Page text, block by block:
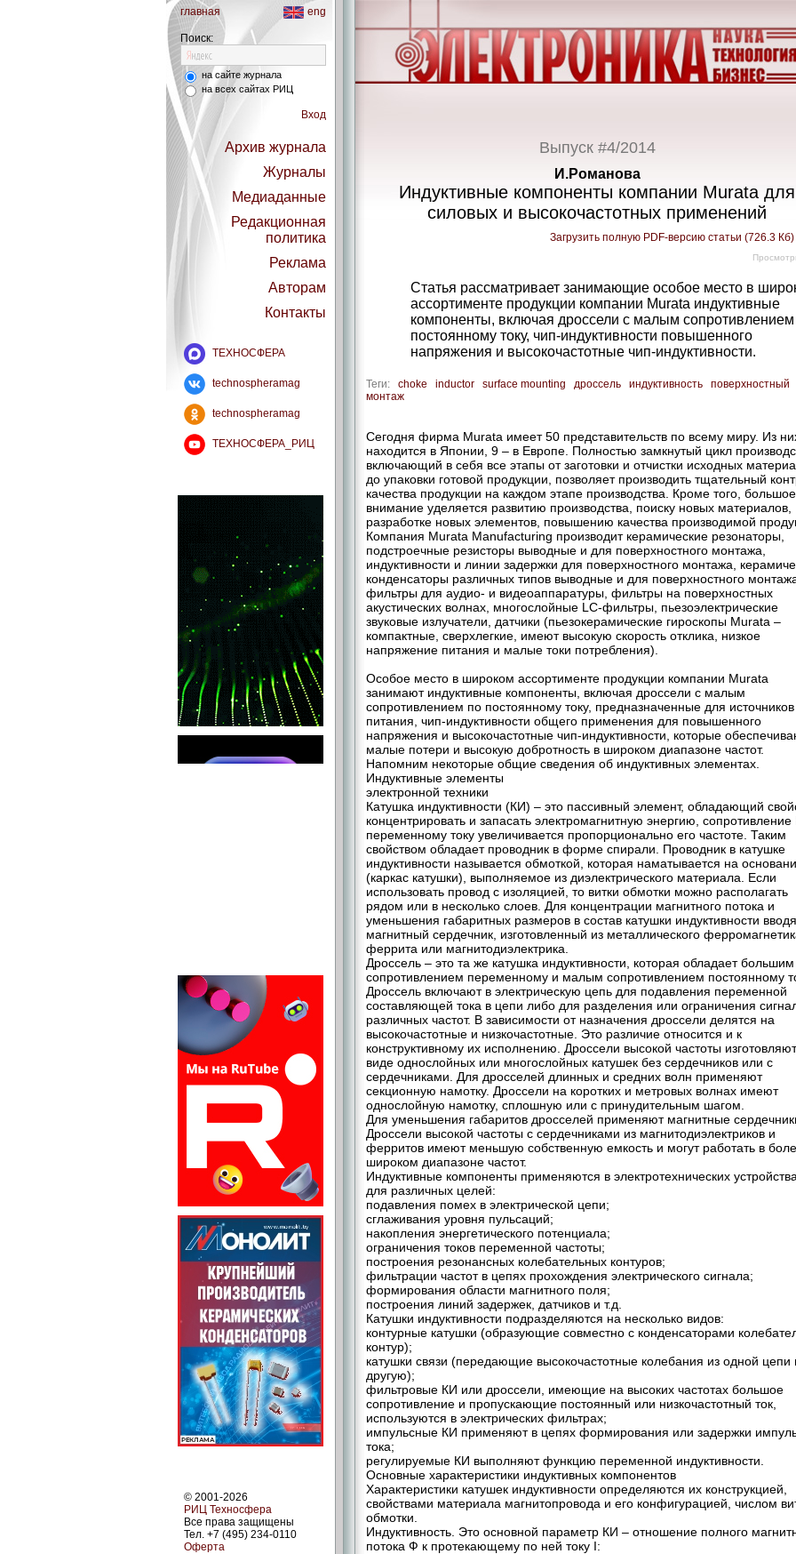
главная eng
Поиск:
на сайте журнала
на всех сайтах РИЦ
Вход
Архив журнала
Журналы
Медиаданные
Редакционная
политика
Реклама
Авторам
Контакты
ТЕХНОСФЕРА
technospheramag
technospheramag
ТЕХНОСФЕРА_РИЦ
© 2001-2026
РИЦ Техносфера
Все права защищены
Тел. +7 (495) 234-0110
Оферта
Выпуск #4/2014
И.Романова
Индуктивные компоненты компании Murata для
силовых и высокочастотных применений
Загрузить полную PDF-версию статьи (726.3 Кб)
Статья рассматривает занимающие особое место в
ассортименте продукции компании Murata индуктивные
компоненты, включая дроссели с малым
постоянному току, чип-индуктивности повышенного
напряжения и высокочастотные чип-индуктивности.
Теги: choke inductor surface mounting дроссель индуктивность
поверхностный
монтаж
Сегодня фирма Murata имеет 50 представительств по всему миру. Из
находится в Японии, 9 – в Европе. Полностью замкнутый цикл
включающий в себя все этапы от заготовки и отчистки исходных
до упаковки готовой продукции, позволяет производить тщательный
качества продукции на каждом этапе производства. Кроме того, большое
внимание уделяется развитию производства, поиску новых материалов,
разработке новых элементов, повышению качества производимой
Компания Murata Manufacturing производит керамические резонаторы,
подстроечные резисторы выводные и для поверхностного монтажа,
индуктивности и линии задержки для поверхностного монтажа,
конденсаторы различных типов выводные и для поверхностного
фильтры для аудио- и видеоаппаратуры, фильтры на поверхностных
акустических волнах, многослойные LC-фильтры, пьезоэлектрические
звуковые излучатели, датчики (пьезокерамические гироскопы Murata –
компактные, сверхлегкие, имеют высокую скорость отклика, низкое
напряжение питания и малые токи потребления).
Особое место в широком ассортименте продукции компании Murata
занимают индуктивные компоненты, включая дроссели с малым
сопротивлением по постоянному току, предназначенные для источников
питания, чип-индуктивности общего применения для повышенного
напряжения и высокочастотные чип-индуктивности, которые
малые потери и высокую добротность в широком диапазоне частот.
Напомним некоторые общие сведения об индуктивных элементах.
Индуктивные элементы
электронной техники
Катушка индуктивности (КИ) – это пассивный элемент, обладающий
концентрировать и запасать электромагнитную энергию, сопротивление
переменному току увеличивается пропорционально его частоте. Таким
свойством обладает проводник в форме спирали. Проводник в катушке
индуктивности называется обмоткой, которая наматывается на
(каркас катушки), выполняемое из диэлектрического материала. Если
использовать провод с изоляцией, то витки обмотки можно располагать
рядом или в несколько слоев. Для концентрации магнитного потока и
уменьшения габаритных размеров в состав катушки индуктивности
магнитный сердечник, изготовленный из металлического
феррита или магнитодиэлектрика.
Дроссель – это та же катушка индуктивности, которая обладает большим
сопротивлением переменному и малым сопротивлением постоянному
Дроссель включают в электрическую цепь для подавления переменной
составляющей тока в цепи либо для разделения или ограничения
различных частот. В зависимости от назначения дроссели делятся на
высокочастотные и низкочастотные. Это различие относится и к
конструктивному их исполнению. Дроссели высокой частоты
виде однослойных или многослойных катушек без сердечников или с
сердечниками. Для дросселей длинных и средних волн применяют
секционную намотку. Дроссели на коротких и метровых волнах имеют
однослойную намотку, сплошную или с принудительным шагом.
Для уменьшения габаритов дросселей применяют магнитные
Дроссели высокой частоты с сердечниками из магнитодиэлектриков и
ферритов имеют меньшую собственную емкость и могут работать в
широком диапазоне частот.
Индуктивные компоненты применяются в электротехнических
для различных целей:
подавления помех в электрической цепи;
сглаживания уровня пульсаций;
накопления энергетического потенциала;
ограничения токов переменной частоты;
построения резонансных колебательных контуров;
фильтрации частот в цепях прохождения электрического сигнала;
формирования области магнитного поля;
построения линий задержек, датчиков и т.д.
Катушки индуктивности подразделяются на несколько видов:
контурные катушки (образующие совместно с конденсаторами
контур);
катушки связи (передающие высокочастотные колебания из одной цепи
другую);
фильтровые КИ или дроссели, имеющие на высоких частотах большое
сопротивление и пропускающие постоянный или низкочастотный ток,
используются в электрических фильтрах;
импульсные КИ применяют в цепях формирования или задержки
тока;
регулируемые КИ выполняют функцию переменной индуктивности.
Основные характеристики индуктивных компонентов
Характеристики катушек индуктивности определяются их конструкцией,
свойствами материала магнитопровода и его конфигурацией, числом
обмотки.
Индуктивность. Это основной параметр КИ – отношение полного
потока Ф к протекающему по ней току I: